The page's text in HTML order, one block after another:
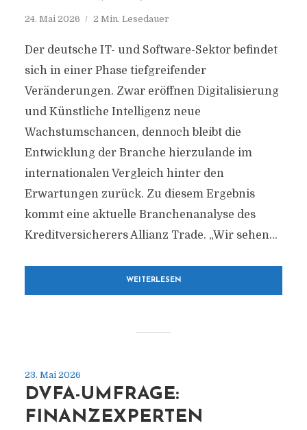
24. Mai 2026 2 Min. Lesedauer
Der deutsche IT- und Software-Sektor befindet
sich in einer Phase tiefgreifender
Veränderungen. Zwar eröffnen Digitalisierung
und Künstliche Intelligenz neue
Wachstumschancen, dennoch bleibt die
Entwicklung der Branche hierzulande im
internationalen Vergleich hinter den
Erwartungen zurück. Zu diesem Ergebnis
kommt eine aktuelle Branchenanalyse des
Kreditversicherers Allianz Trade. „Wir sehen...
WEITERLESEN
23. Mai 2026
DVFA-UMFRAGE:
FINANZEXPERTEN